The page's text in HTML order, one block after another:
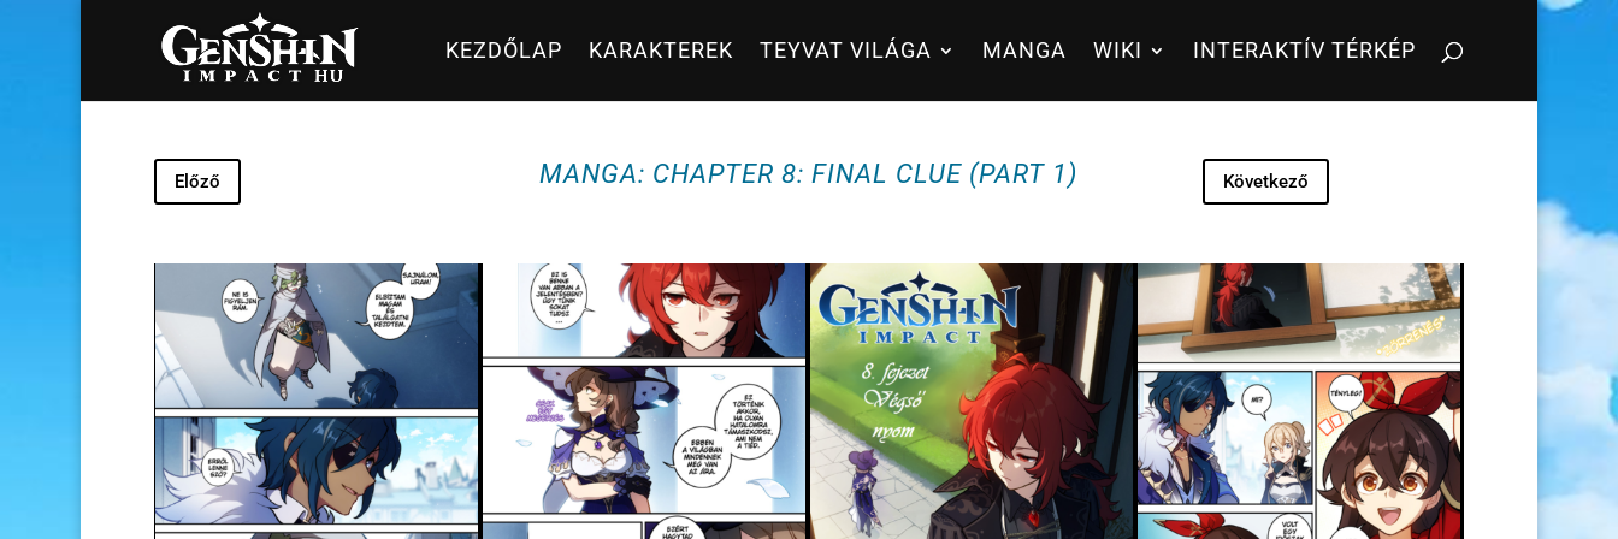
KEZDŐLAP KARAKTEREK TEYVAT VILÁGA MANGA WIKI INTERAKTÍV TÉRKÉP
Előző MANGA: CHAPTER 8: FINAL CLUE (PART 1) Következő